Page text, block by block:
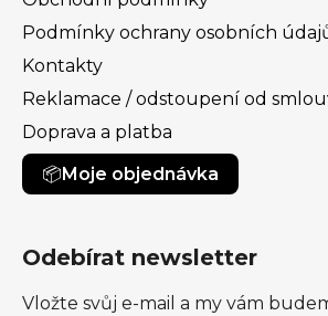
Podmínky ochrany osobních
Kontakty
Reklamace / odstoupení od
Doprava a platba
Moje objednávka
Odebírat newsletter
Vložte svůj e-mail a my vám